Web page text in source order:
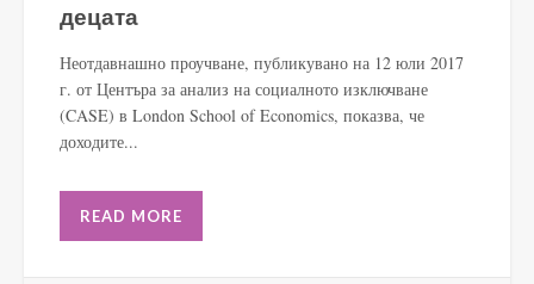
децата
Неотдавнашно проучване, публикувано на 12 юли 2017
г. от Центъра за анализ на социалното изключване
(CASE) в London School of Economics, показва, че
доходите...
READ MORE